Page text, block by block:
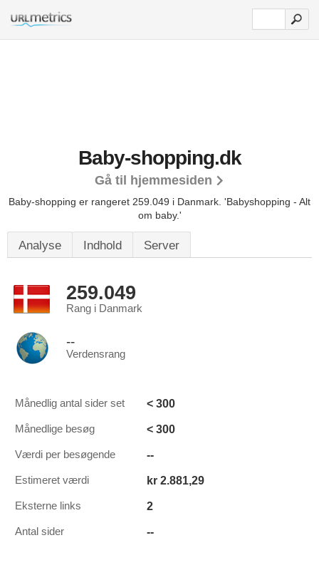
Baby-shopping.dk
Gå til hjemmesiden
Baby-shopping er rangeret 259.049 i Danmark. 'Babyshopping - Alt
om baby.'
Analyse Indhold Server
259.049
Rang i Danmark
--
Verdensrang
Månedlig antal sider set < 300
Månedlige besøg < 300
Værdi per besøgende --
Estimeret værdi kr 2.881,29
Eksterne links 2
Antal sider --